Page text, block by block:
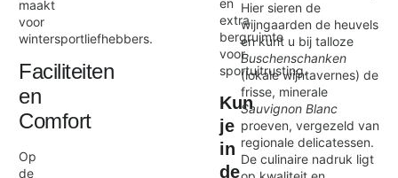
maakt
voor
wintersportliefhebbers.
Faciliteiten
en
Comfort
Op
de
extra
bergruimte
voor
sportuitrusting.
Kun
je
in
de
Hier sieren de
wijngaarden de heuvels
en kunt u bij talloze
Buschenschanken
(lokale wijntavernes) de
frisse, minerale
Sauvignon Blanc
proeven, vergezeld van
regionale delicatessen.
De culinaire nadruk ligt